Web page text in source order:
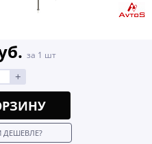
за 1 шт
+